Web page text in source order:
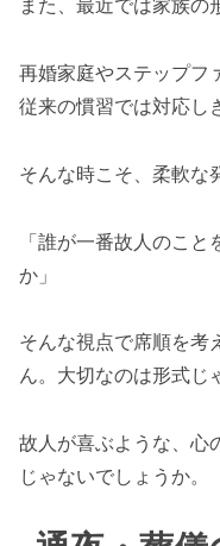
また、最近では家族の
再婚家庭やステップフ
従来の慣習では対応し
そんな時こそ、柔軟な
「誰が一番故人のこ
か」
そんな視点で席順を考
ん。大切なのは形式じ
故人が喜ぶような、心
じゃないでしょうか。